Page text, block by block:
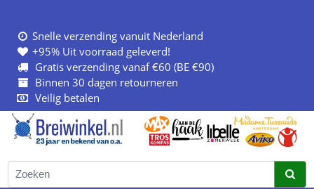
Snelle verzending vanuit Nederland
+95% Uit voorraad geleverd!
Gratis verzending vanaf €60 (BE €90)
Binnen 30 dagen retourneren
Veilig betalen